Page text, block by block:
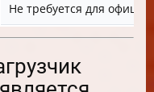
Не требуется для